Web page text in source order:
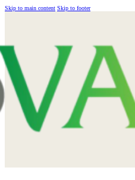
Skip to main content Skip to footer